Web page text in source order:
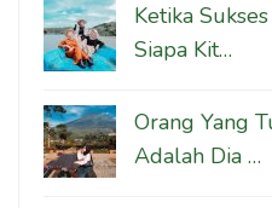
Ketika
Siapa Kit…
Orang Yang
Adalah Dia …